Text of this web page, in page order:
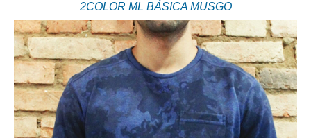
2COLOR ML BÁSICA MUSGO